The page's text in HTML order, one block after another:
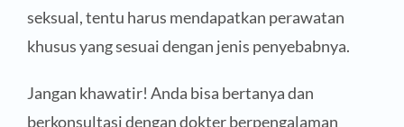
seksual, tentu harus mendapatkan perawatan
khusus yang sesuai dengan jenis penyebabnya.
Jangan khawatir! Anda bisa bertanya dan
berkonsultasi dengan dokter berpengalaman